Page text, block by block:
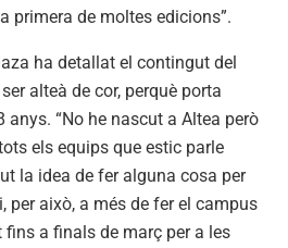
primera de moltes edicions”.
ha detallat el contingut del
alteà de cor, perquè porta
anys. “No he nascut a Altea però
els equips que estic parle
la idea de fer alguna cosa per
per això, a més de fer el campus
a finals de març per a les